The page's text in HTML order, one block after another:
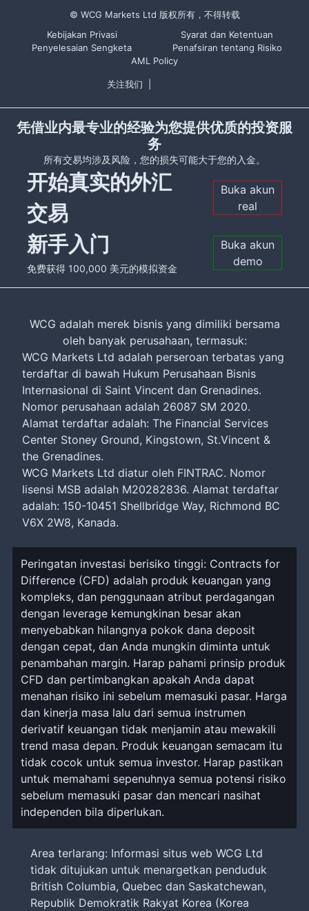
© WCG Markets Ltd 版权所有，不得转载
Kebijakan Privasi
Syarat dan Ketentuan
Penyelesaian Sengketa
Penafsiran tentang Risiko
AML Policy
关注我们
凭借业内最专业的经验为您提供优质的投资服
务
所有交易均涉及风险，您的损失可能大于您的入金。
开始真实的外汇
交易
Buka akun
real
新手入门
免费获得 100,000 美元的模拟资金
Buka akun
demo
WCG adalah merek bisnis yang dimiliki bersama
oleh banyak perusahaan, termasuk:
WCG Markets Ltd adalah perseroan terbatas yang
terdaftar di bawah Hukum Perusahaan Bisnis
Internasional di Saint Vincent dan Grenadines.
Nomor perusahaan adalah 26087 SM 2020.
Alamat terdaftar adalah: The Financial Services
Center Stoney Ground, Kingstown, St.Vincent &
the Grenadines.
WCG Markets Ltd diatur oleh FINTRAC. Nomor
lisensi MSB adalah M20282836. Alamat terdaftar
adalah: 150-10451 Shellbridge Way, Richmond BC
V6X 2W8, Kanada.
Peringatan investasi berisiko tinggi: Contracts for
Difference (CFD) adalah produk keuangan yang
kompleks, dan penggunaan atribut perdagangan
dengan leverage kemungkinan besar akan
menyebabkan hilangnya pokok dana deposit
dengan cepat, dan Anda mungkin diminta untuk
penambahan margin. Harap pahami prinsip produk
CFD dan pertimbangkan apakah Anda dapat
menahan risiko ini sebelum memasuki pasar. Harga
dan kinerja masa lalu dari semua instrumen
derivatif keuangan tidak menjamin atau mewakili
trend masa depan. Produk keuangan semacam itu
tidak cocok untuk semua investor. Harap pastikan
untuk memahami sepenuhnya semua potensi risiko
sebelum memasuki pasar dan mencari nasihat
independen bila diperlukan.
Area terlarang: Informasi situs web WCG Ltd
tidak ditujukan untuk menargetkan penduduk
British Columbia, Quebec dan Saskatchewan,
Republik Demokratik Rakyat Korea (Korea